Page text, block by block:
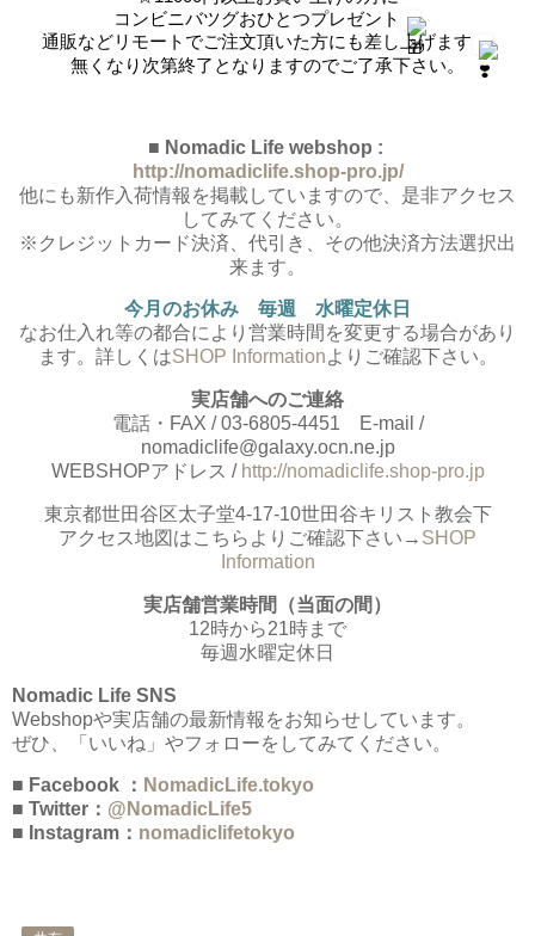
コンビニバツグおひとつプレゼント
通販などリモートでご注文頂いた方にも差し上げます
無くなり次第終了となりますのでご了承下さい。
■ Nomadic Life webshop :
http://nomadiclife.shop-pro.jp/
他にも新作入荷情報を掲載していますので、是非アクセス
してみてください。
※クレジットカード決済、代引き、その他決済方法選択出
来ます。
今月のお休み 毎週 水曜定休日
なお仕入れ等の都合により営業時間を変更する場合があり
ます。詳しくはSHOP Informationよりご確認下さい。
実店舗へのご連絡
電話・FAX / 03-6805-4451 E-mail /
nomadiclife@galaxy.ocn.ne.jp
WEBSHOPアドレス / http://nomadiclife.shop-pro.jp
東京都世田谷区太子堂4-17-10世田谷キリスト教会下
アクセス地図はこちらよりご確認下さい→ SHOP
Information
実店舗営業時間（当面の間）
12時から21時まで
毎週水曜定休日
Nomadic Life SNS
Webshopや実店舗の最新情報をお知らせしています。
ぜひ、「いいね」やフォローをしてみてください。
■ Facebook ： NomadicLife.tokyo
■ Twitter： @NomadicLife5
■ Instagram： nomadiclifetokyo